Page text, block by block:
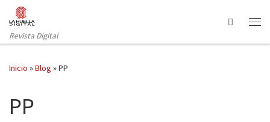
Saltar al contenido
Revista Digital
Search
Inicio »Blog »PP
PP